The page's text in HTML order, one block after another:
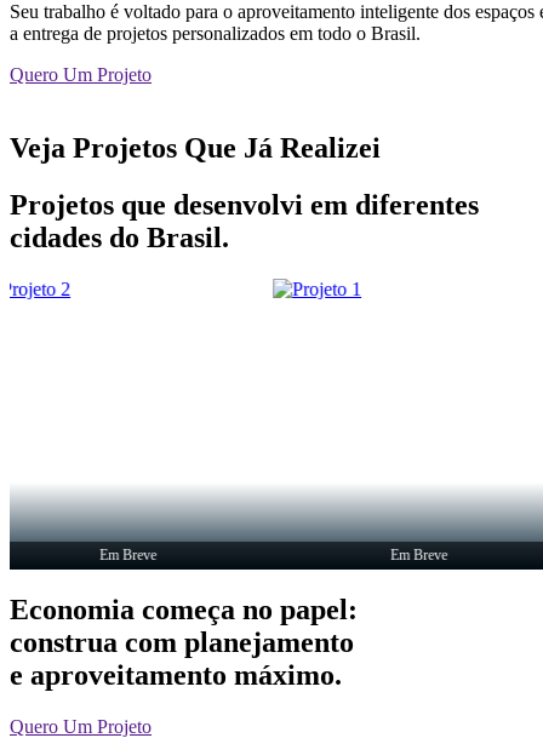
Seu trabalho é voltado para o aproveitamento inteligente dos espaços
a entrega de projetos personalizados em todo o Brasil.
Quero Um Projeto
Veja Projetos Que Já Realizei
Projetos que desenvolvi em diferentes
cidades do Brasil.
Em Breve Em Breve
Economia começa no papel:
construa com planejamento
e aproveitamento máximo.
Quero Um Projeto